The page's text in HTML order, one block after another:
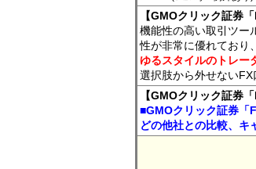
【GMOクリック証券
機能性の高い取引ツー
性が非常に優れており
ゆるスタイルのトレー
選択肢から外せないFX
【GMOクリック証券
■GMOクリック証券「
どの他社との比較、キ